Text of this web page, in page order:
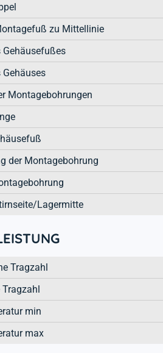
zu Mittellinie
Gehäusefußes
Gehäuses
Montagebohrungen
der Montagebohrung
Lagermitte
Tragzahl
Tragzahl
min
max